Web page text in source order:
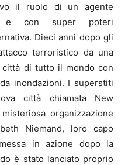
il ruolo di un agente
e con super poteri
Dieci anni dopo gli
terroristico da una
di tutto il mondo con
inondazioni. I superstiti
città chiamata New
organizzazione
Niemand, loro capo
in azione dopo la
è stato lanciato proprio